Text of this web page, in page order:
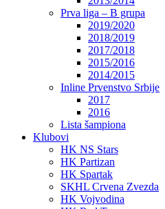
Prva liga – B grupa
2019/2020
2018/2019
2017/2018
2015/2016
2014/2015
Inline Prvenstvo Srbije
2017
2016
Lista šampiona
Klubovi
HK NS Stars
HK Partizan
HK Spartak
SKHL Crvena Zvezda
HK Vojvodina